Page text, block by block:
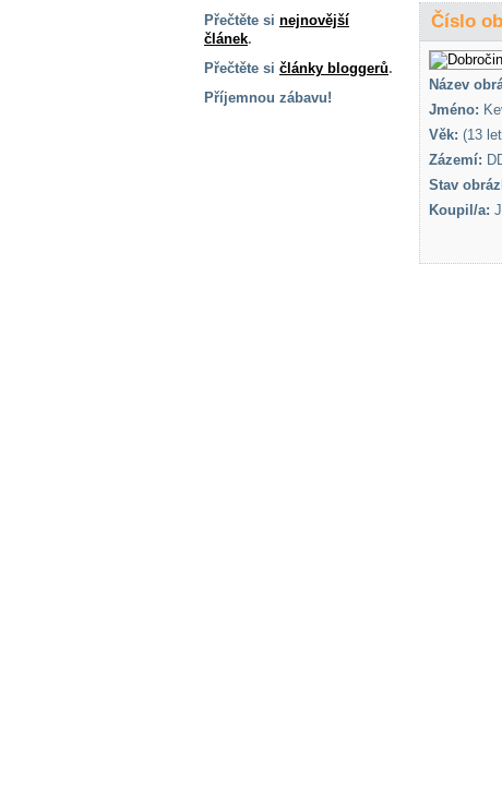
Přečtěte si nejnovější
článek.
Přečtěte si články bloggerů.
Příjemnou zábavu!
Číslo
Název
Jméno:
Věk: (13
Zázemí:
Stav
Koupil/a: